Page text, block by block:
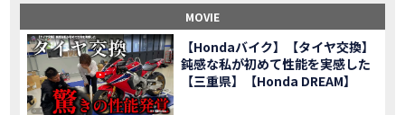
バイク女子6人でツーリング行った結果ww！後編
MOVIE 温泉1泊。いつもソロの女性ライダー、大人のマスツーリングへついていった【三重〜長野•茶臼山高原経由】Honda CL500
MOVIE 【梅本まどかさんコラボ】CIVIC TYPE R♪ スタッフオススメの鈴鹿ドライブへ！【前編】
MOVIE ＨＣＭ２＆４サーキットフェス2023 紹介動画②
MOVIE ＨＣＭ２＆４サーキットフェス2023 紹介動画①
MOVIE
【Hondaバイク】【タイヤ交換】
鈍感な私が初めて性能を実感した
【三重県】【Honda DREAM】